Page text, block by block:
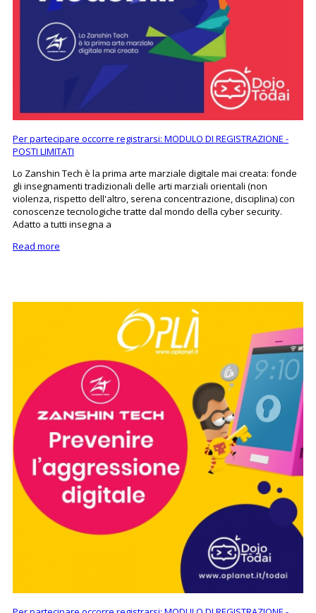
Per partecipare occorre registrarsi: MODULO DI REGISTRAZIONE -
POSTI LIMITATI
Lo Zanshin Tech è la prima arte marziale digitale mai creata: fonde
gli insegnamenti tradizionali delle arti marziali orientali (non
violenza, rispetto dell'altro, serena concentrazione, disciplina) con
conoscenze tecnologiche tratte dal mondo della cyber security.
Adatto a tutti insegna a
Read more